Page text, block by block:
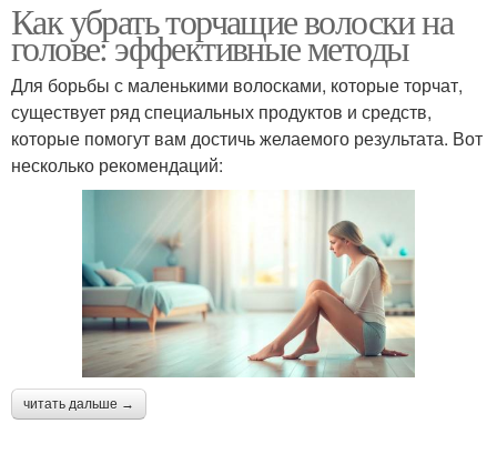
Как убрать торчащие волоски на
голове: эффективные методы
Для борьбы с маленькими волосками, которые торчат,
существует ряд специальных продуктов и средств,
которые помогут вам достичь желаемого результата. Вот
несколько рекомендаций:
читать дальше →